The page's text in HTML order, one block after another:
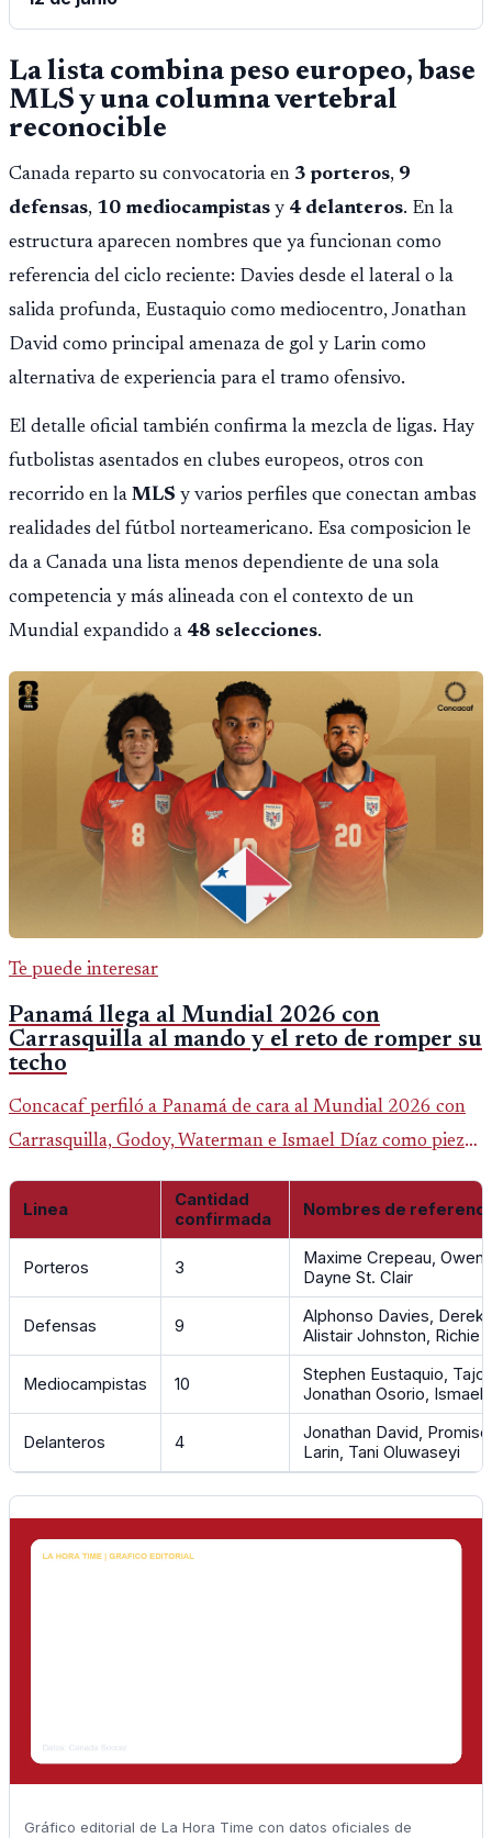
La lista combina peso europeo, base
MLS y una columna vertebral
reconocible
Canada reparto su convocatoria en 3 porteros, 9
defensas, 10 mediocampistas y 4 delanteros. En la
estructura aparecen nombres que ya funcionan como
referencia del ciclo reciente: Davies desde el lateral o la
salida profunda, Eustaquio como mediocentro, Jonathan
David como principal amenaza de gol y Larin como
alternativa de experiencia para el tramo ofensivo.
El detalle oficial también confirma la mezcla de ligas. Hay
futbolistas asentados en clubes europeos, otros con
recorrido en la MLS y varios perfiles que conectan ambas
realidades del fútbol norteamericano. Esa composicion le
da a Canada una lista menos dependiente de una sola
competencia y más alineada con el contexto de un
Mundial expandido a 48 selecciones.
Te puede interesar
Panamá llega al Mundial 2026 con
Carrasquilla al mando y el reto de romper su
techo
Concacaf perfiló a Panamá de cara al Mundial 2026 con
Carrasquilla, Godoy, Waterman e Ismael Díaz como piezas
centrales en un grupo que también incluye a Inglaterra,
Croacia y Ghana.
Linea
Cantidad
confirmada
Nombres de
Porteros 3
Maxime Crepeau, Owen
Dayne St. Clair
Defensas 9
Alphonso Davies, Derek
Alistair Johnston, Richie
Mediocampistas 10
Stephen Eustaquio,
Jonathan Osorio, Ismael
Delanteros 4
Jonathan David,
Larin, Tani Oluwaseyi
Gráfico editorial de La Hora Time con datos oficiales de